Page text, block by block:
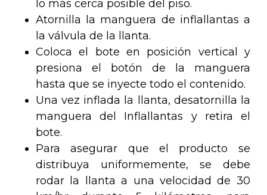
lo más cerca posible del piso.
Atornilla la manguera de inflallantas a
la válvula de la llanta.
Coloca el bote en posición vertical y
presiona el botón de la manguera
hasta que se inyecte todo el contenido.
Una vez inflada la llanta, desatornilla la
manguera del Inflallantas y retira el
bote.
Para asegurar que el producto se
distribuya uniformemente, se debe
rodar la llanta a una velocidad de 30